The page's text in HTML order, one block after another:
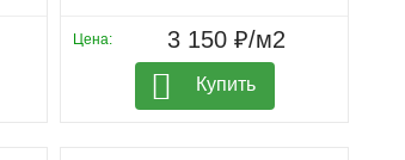
Цена: 3 150 ₽/м2
Купить